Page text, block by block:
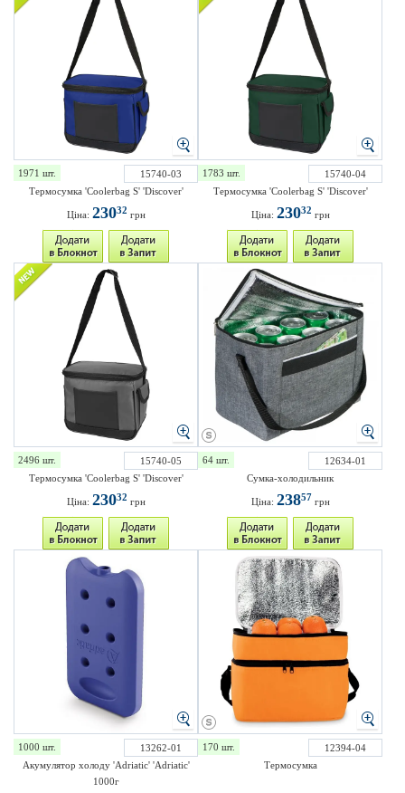
1971 шт.
15740-03
Термосумка 'Coolerbag S' 'Discover'
Ціна: 23032 грн
1783 шт.
15740-04
Термосумка 'Coolerbag S' 'Discover'
Ціна: 23032 грн
2496 шт.
15740-05
Термосумка 'Coolerbag S' 'Discover'
Ціна: 23032 грн
64 шт.
12634-01
Сумка-холодильник
Ціна: 23857 грн
1000 шт.
13262-01
Акумулятор холоду 'Adriatic' 'Adriatic'
1000г
170 шт.
12394-04
Термосумка